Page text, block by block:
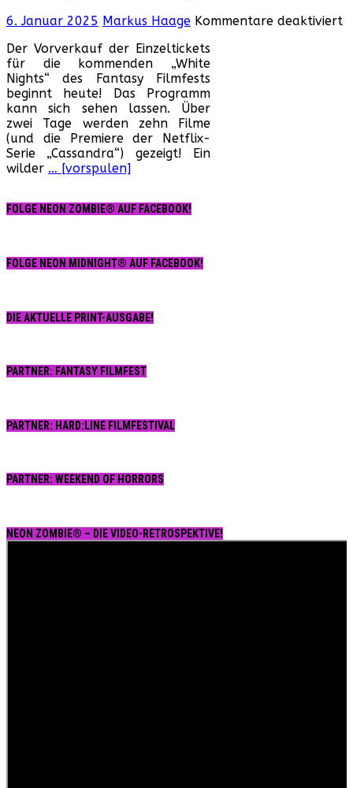
6. Januar 2025 Markus Haage Kommentare deaktiviert
Der Vorverkauf der Einzeltickets
für die kommenden „White
Nights“ des Fantasy Filmfests
beginnt heute! Das Programm
kann sich sehen lassen. Über
zwei Tage werden zehn Filme
(und die Premiere der Netflix-
Serie „Cassandra“) gezeigt! Ein
wilder … [vorspulen]
FOLGE NEON ZOMBIE® AUF FACEBOOK!
FOLGE NEON MIDNIGHT® AUF FACEBOOK!
DIE AKTUELLE PRINT-AUSGABE!
PARTNER: FANTASY FILMFEST
PARTNER: HARD:LINE FILMFESTIVAL
PARTNER: WEEKEND OF HORRORS
NEON ZOMBIE® – DIE VIDEO-RETROSPEKTIVE!